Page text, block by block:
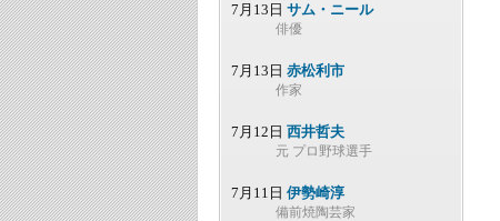
7月13日 サム・ニール
俳優
7月13日 赤松利市
作家
7月12日 西井哲夫
元 プロ野球選手
7月11日 伊勢崎淳
備前焼陶芸家